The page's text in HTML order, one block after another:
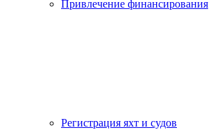
Привлечение финансирования
Регистрация яхт и судов